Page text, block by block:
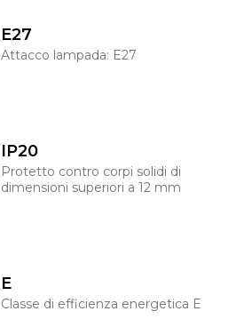
E27
Attacco lampada: E27
IP20
Protetto contro corpi solidi di
dimensioni superiori a 12 mm
E
Classe di efficienza energetica E